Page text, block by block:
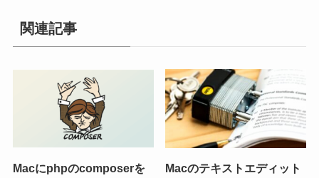
関連記事
Macにphpのcomposerを
Macのテキストエディット